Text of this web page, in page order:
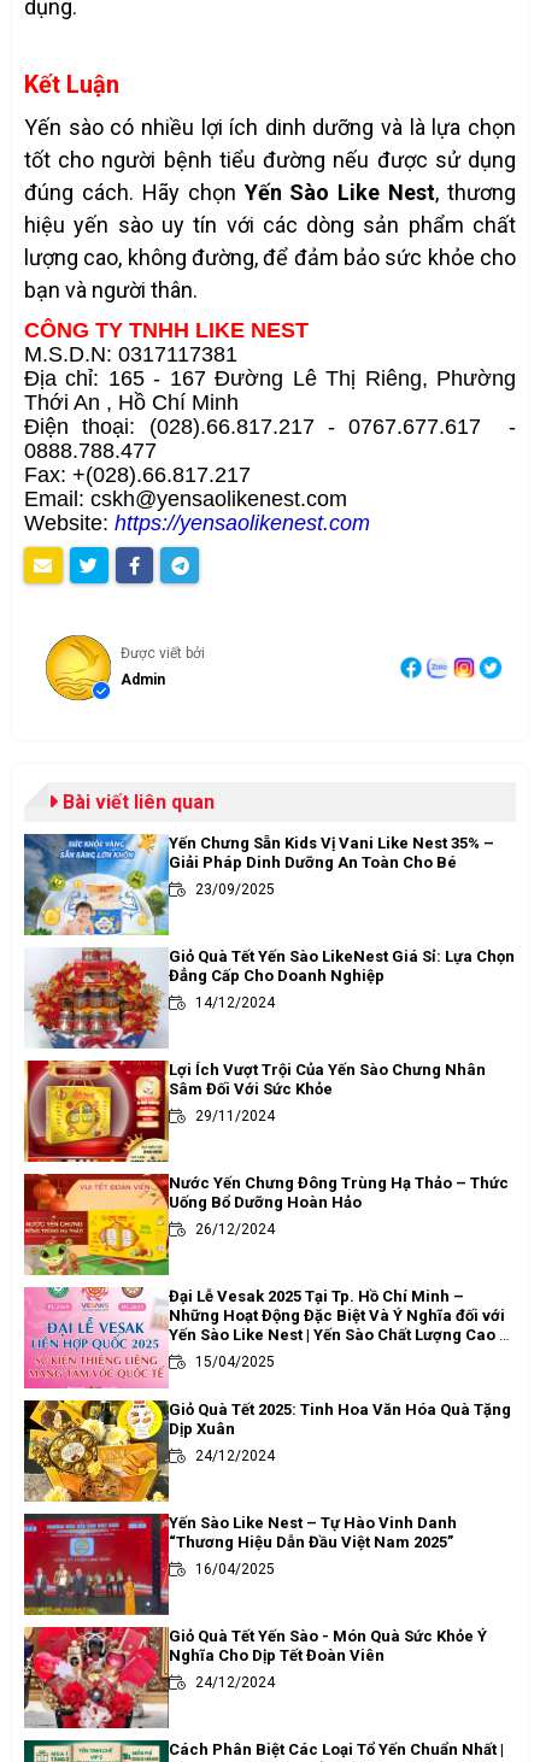
dụng.
Kết Luận
Yến sào có nhiều lợi ích dinh dưỡng và là lựa chọn
tốt cho người bệnh tiểu đường nếu được sử dụng
đúng cách. Hãy chọn Yến Sào Like Nest, thương
hiệu yến sào uy tín với các dòng sản phẩm chất
lượng cao, không đường, để đảm bảo sức khỏe cho
bạn và người thân.
CÔNG TY TNHH LIKE NEST
M.S.D.N: 0317117381
Địa chỉ: 165 - 167 Đường Lê Thị Riêng, Phường
Thới An , Hồ Chí Minh
Điện thoại: (028).66.817.217 - 0767.677.617 -
0888.788.477
Fax: +(028).66.817.217
Email: cskh@yensaolikenest.com
Website: https://yensaolikenest.com
Được viết bởi
Admin
Bài viết liên quan
Yến Chưng Sẵn Kids Vị Vani Like Nest 35% –
Giải Pháp Dinh Dưỡng An Toàn Cho Bé
23/09/2025
Giỏ Quà Tết Yến Sào LikeNest Giá Sỉ: Lựa Chọn
Đẳng Cấp Cho Doanh Nghiệp
14/12/2024
Lợi Ích Vượt Trội Của Yến Sào Chưng Nhân
Sâm Đối Với Sức Khỏe
29/11/2024
Nước Yến Chưng Đông Trùng Hạ Thảo – Thức
Uống Bổ Dưỡng Hoàn Hảo
26/12/2024
Đại Lễ Vesak 2025 Tại Tp. Hồ Chí Minh –
Những Hoạt Động Đặc Biệt Và Ý Nghĩa đối với
Yến Sào Like Nest | Yến Sào Chất Lượng Cao -
Uy Tín Tại Tp. Hồ Chí Minh
15/04/2025
Giỏ Quà Tết 2025: Tinh Hoa Văn Hóa Quà Tặng
Dịp Xuân
24/12/2024
Yến Sào Like Nest – Tự Hào Vinh Danh
“Thương Hiệu Dẫn Đầu Việt Nam 2025”
16/04/2025
Giỏ Quà Tết Yến Sào - Món Quà Sức Khỏe Ý
Nghĩa Cho Dịp Tết Đoàn Viên
24/12/2024
Cách Phân Biệt Các Loại Tổ Yến Chuẩn Nhất |